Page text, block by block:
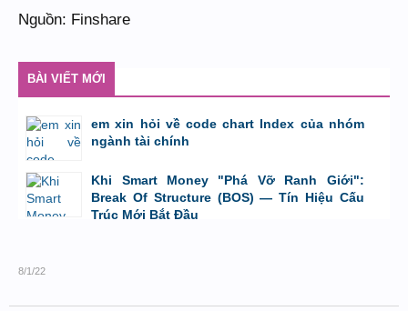
Nguồn: Finshare
BÀI VIẾT MỚI
em xin hỏi về code chart Index của nhóm
ngành tài chính
bởi GiaBao09052000 ,8/7/26 lúc 10:21
Khi Smart Money "Phá Vỡ Ranh Giới":
Break Of Structure (BOS) — Tín Hiệu Cấu
Trúc Mới Bắt Đầu
8/1/22